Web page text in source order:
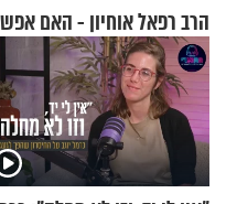
הרב רפאל אוחיון - האם